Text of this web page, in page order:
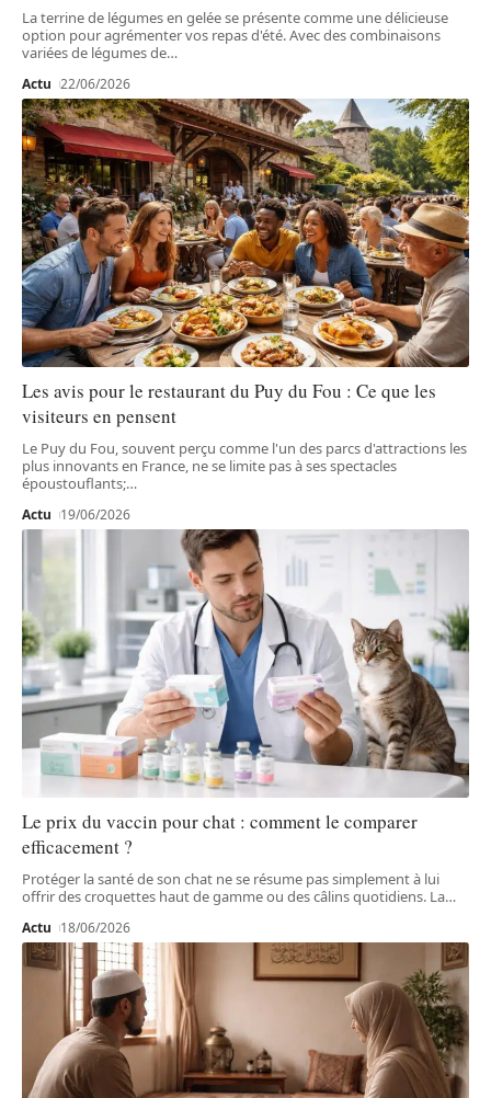
La terrine de légumes en gelée se présente comme une délicieuse
option pour agrémenter vos repas d'été. Avec des combinaisons
variées de légumes de…
Actu 22/06/2026
Les avis pour le restaurant du Puy du Fou : Ce que les
visiteurs en pensent
Le Puy du Fou, souvent perçu comme l'un des parcs d'attractions les
plus innovants en France, ne se limite pas à ses spectacles
époustouflants;…
Actu 19/06/2026
Le prix du vaccin pour chat : comment le comparer
efficacement ?
Protéger la santé de son chat ne se résume pas simplement à lui
offrir des croquettes haut de gamme ou des câlins quotidiens. La…
Actu 18/06/2026